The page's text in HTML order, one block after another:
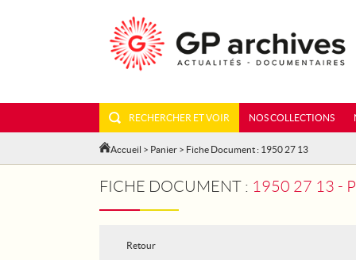
RECHERCHER ET VOIR NOS COLLECTIONS
Accueil > Panier > Fiche Document : 1950 27 13
FICHE DOCUMENT : 1950 27 13 -
Retour